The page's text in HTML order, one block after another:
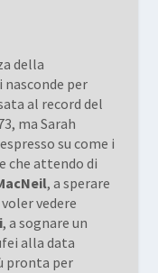
della
per
al record del
ma Sarah
su come i
che attendo di
, a sperare
vedere
, a sognare un
alla data
pronta per